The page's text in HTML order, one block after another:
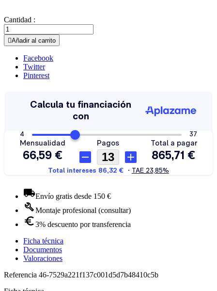
Cantidad :
Añadir al carrito
Facebook
Twitter
Pinterest
Envío gratis desde 150 €
Montaje profesional (consultar)
3% descuento por transferencia
Ficha técnica
Documentos
Valoraciones
Referencia 46-7529a221f137c001d5d7b48410c5b